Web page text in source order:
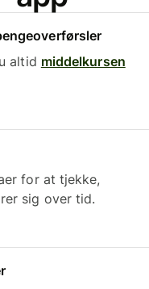
altid middelkursen
for at tjekke,
sig over tid.